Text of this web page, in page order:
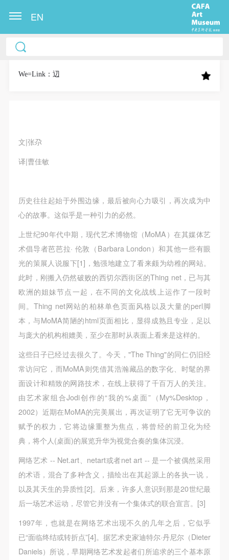
EN
We=Link：辺
文|张尕
译|曹佳敏
历史往往起始于外围边缘，最后被向心力吸引，再次成为中
心的故事。这似乎是一种引力的必然。
上世纪90年代中期，现代艺术博物馆（MoMA）在其媒体艺
术倡导者芭芭拉· 伦敦（Barbara London）和其他一些有眼
光的策展人说服下[1]，勉强地建立了看来颇为幼稚的网站。
此时，刚搬入仍然破败的西切尔西街区的Thing net，已与其
欧洲的姐妹节点一起，在不同的文化战线上运作了一段时
间。Thing net网站的柏林单色页面风格以及大量的perl脚
本，与MoMA简陋的html页面相比，显得成熟且专业，足以
与庞大的机构相媲美，至少在那时从表面上看来是这样的。
这些日子已经过去很久了。今天，"The Thing"的同仁仍旧经
常访问它，而MoMA则凭借其浩瀚藏品的数字化、时髦的界
面设计和精致的网路技术，在线上获得了千百万人的关注。
由艺术家组合Jodi创作的“我的%桌面”（My%Desktop，
2002）近期在MoMA的完美展出，再次证明了它无可争议的
赋予的权力，它将边缘重整为焦点，将曾经的前卫化为经
典，将个人(桌面)的展览升华为视觉合奏的集体沉浸。
网络艺术 -- Net.art、netart或者net art -- 是一个被偶然采用
的术语，混合了多种含义，描绘出在其起源上的各执一说，
以及其天生的异质性[2]。后来，许多人意识到那是20世纪最
后一场艺术运动，尽管它并没有一个集体式的联合宣言。[3]
1997年，也就是在网络艺术出现不久的几年之后，它似乎
已“面临终结或转折点”[4]。据艺术史家迪特尔·丹尼尔（Dieter
Daniels）所说，早期网络艺术发起者们所追求的三个基本原
中央美术学院美术馆出版授权协议书
称“CAFAM”），愿意将本人参与中央美术学院美术馆
它数字媒体形式公开出版，并同意编入《中国知识资
源总库》《中央美术学院资料库》《中央美术学院美
关“章程”规定享受相关权益。
中央美术学院美术馆活动安全免责协议书
第一条
本次活动公平公正、自愿参加与退出、风险与责任自
负的原则。但活动有风险，参加者应有必要的风险意
识。
第二条
参加本次活动者必须遵守中华人民共和国的相关法
律、法规，必须遵循道德和社会公德规范，并应该具
备以人为本、团结友爱、互相帮助和助人为乐的良好
品质。
第三条
参加本次活动人员应该是成年人（具有完全民事行为
能力的人，18周岁以上）未成年人必须在成年人的陪
同下参观。
第四条
参加活动者在此次活动期间的人身安全责任自负。鼓
励参加者自行购买人身安全保险。活动中一旦出现事
故，活动中任何非事故当事人及美术馆将不承担人身
事故的任何责任，但有互相援助的义务。参加活动的
成员应当积极主动的组织实施救援工作，但对事故本
身不承担任何法律责任和经济责任。参加本次活动者
的人身安全不负有民事及相关连带责任。
第五条
参加活动者在此次活动期间应主动遵守美术馆活动秩
中央美术学院美术馆出版授权协议书
称“CAFAM”），愿意将本人参与中央美术学院美术馆
它数字媒体形式公开出版，并同意编入《中国知识资
源总库》《中央美术学院资料库》《中央美术学院美
关“章程”规定享受相关权益。
中央美术学院美术馆活动安全免责协议书
第一条
本次活动公平公正、自愿参加与退出、风险与责任自
负的原则。但活动有风险，参加者应有必要的风险意
识。
第二条
参加本次活动者必须遵守中华人民共和国的相关法
律、法规，必须遵循道德和社会公德规范，并应该具
备以人为本、团结友爱、互相帮助和助人为乐的良好
品质。
第三条
参加本次活动人员应该是成年人（具有完全民事行为
能力的人，18周岁以上）未成年人必须在成年人的陪
同下参观。
第四条
参加活动者在此次活动期间的人身安全责任自负。鼓
励参加者自行购买人身安全保险。活动中一旦出现事
故，活动中任何非事故当事人及美术馆将不承担人身
事故的任何责任，但有互相援助的义务。参加活动的
成员应当积极主动的组织实施救援工作，但对事故本
身不承担任何法律责任和经济责任。参加本次活动者
的人身安全不负有民事及相关连带责任。
第五条
参加活动者在此次活动期间应主动遵守美术馆活动秩
中央美术学院美术馆出版授权协议书
称“CAFAM”），愿意将本人参与中央美术学院美术馆
它数字媒体形式公开出版，并同意编入《中国知识资
源总库》《中央美术学院资料库》《中央美术学院美
关“章程”规定享受相关权益。
中央美术学院美术馆活动安全免责协议书
第一条
本次活动公平公正、自愿参加与退出、风险与责任自
负的原则。但活动有风险，参加者应有必要的风险意
识。
第二条
参加本次活动者必须遵守中华人民共和国的相关法
律、法规，必须遵循道德和社会公德规范，并应该具
备以人为本、团结友爱、互相帮助和助人为乐的良好
品质。
第三条
参加本次活动人员应该是成年人（具有完全民事行为
能力的人，18周岁以上）未成年人必须在成年人的陪
同下参观。
第四条
参加活动者在此次活动期间的人身安全责任自负。鼓
励参加者自行购买人身安全保险。活动中一旦出现事
故，活动中任何非事故当事人及美术馆将不承担人身
事故的任何责任，但有互相援助的义务。参加活动的
成员应当积极主动的组织实施救援工作，但对事故本
身不承担任何法律责任和经济责任。参加本次活动者
的人身安全不负有民事及相关连带责任。
第五条
参加活动者在此次活动期间应主动遵守美术馆活动秩